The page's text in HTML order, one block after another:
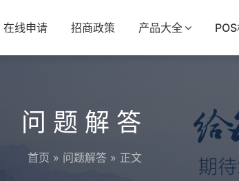
在线申请 招商政策 产品大全
问题解答
首页 » 问题解答 » 正文